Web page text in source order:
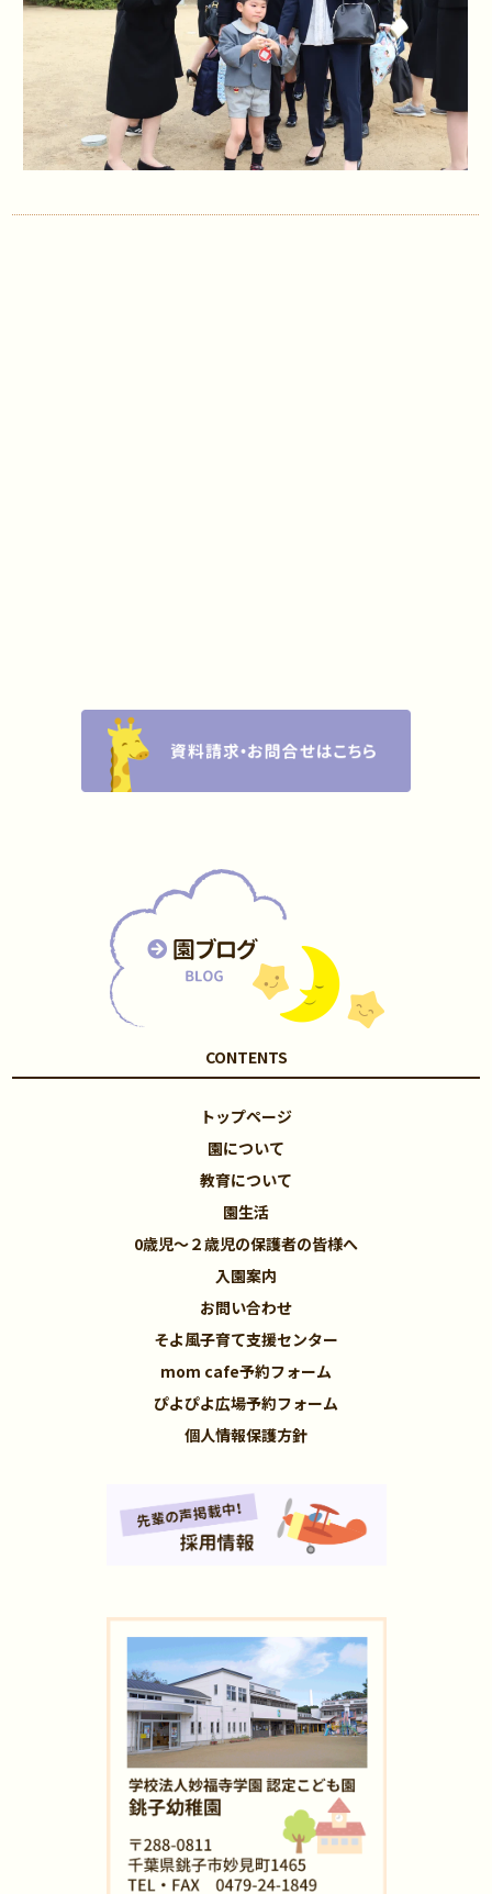
CONTENTS
トップページ
園について
教育について
園生活
0歳児～２歳児の保護者の皆様へ
入園案内
お問い合わせ
そよ風子育て支援センター
mom cafe予約フォーム
ぴよぴよ広場予約フォーム
個人情報保護方針